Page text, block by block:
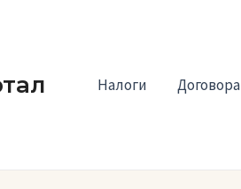
Налоги Договора